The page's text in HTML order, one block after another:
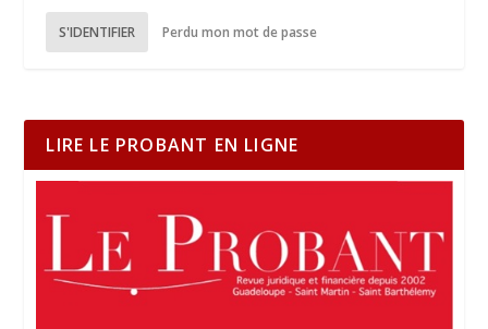
S'IDENTIFIER Perdu mon mot de passe
LIRE LE PROBANT EN LIGNE